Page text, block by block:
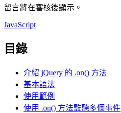
留言將在審核後顯示。
JavaScript
目錄
介紹 jQuery 的 .on() 方法
基本語法
使用範例
使用 .on() 方法監聽多個事件